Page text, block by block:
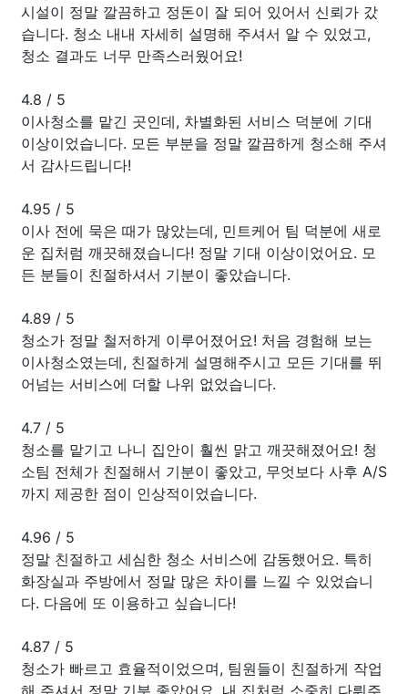
시설이 정말 깔끔하고 정돈이 잘 되어 있어서 신뢰가 갔
습니다. 청소 내내 자세히 설명해 주셔서 알 수 있었고,
청소 결과도 너무 만족스러웠어요!
4.8 / 5
이사청소를 맡긴 곳인데, 차별화된 서비스 덕분에 기대
이상이었습니다. 모든 부분을 정말 깔끔하게 청소해 주셔
서 감사드립니다!
4.95 / 5
이사 전에 묵은 때가 많았는데, 민트케어 팀 덕분에 새로
운 집처럼 깨끗해졌습니다! 정말 기대 이상이었어요. 모
든 분들이 친절하셔서 기분이 좋았습니다.
4.89 / 5
청소가 정말 철저하게 이루어졌어요! 처음 경험해 보는
이사청소였는데, 친절하게 설명해주시고 모든 기대를 뛰
어넘는 서비스에 더할 나위 없었습니다.
4.7 / 5
청소를 맡기고 나니 집안이 훨씬 맑고 깨끗해졌어요! 청
소팀 전체가 친절해서 기분이 좋았고, 무엇보다 사후 A/S
까지 제공한 점이 인상적이었습니다.
4.96 / 5
정말 친절하고 세심한 청소 서비스에 감동했어요. 특히
화장실과 주방에서 정말 많은 차이를 느낄 수 있었습니
다. 다음에 또 이용하고 싶습니다!
4.87 / 5
청소가 빠르고 효율적이었으며, 팀원들이 친절하게 작업
해 주셔서 정말 기분 좋았어요. 내 집처럼 소중히 다뤄주